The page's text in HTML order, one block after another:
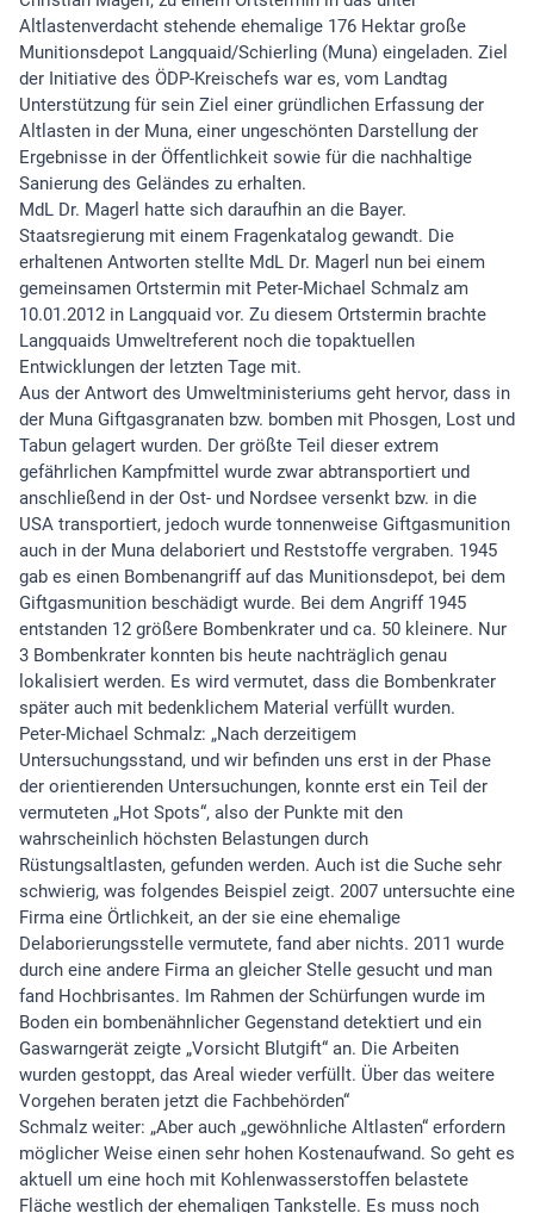
Altlastenverdacht stehende ehemalige 176 Hektar große
Munitionsdepot Langquaid/Schierling (Muna) eingeladen. Ziel
der Initiative des ÖDP-Kreischefs war es, vom Landtag
Unterstützung für sein Ziel einer gründlichen Erfassung der
Altlasten in der Muna, einer ungeschönten Darstellung der
Ergebnisse in der Öffentlichkeit sowie für die nachhaltige
Sanierung des Geländes zu erhalten.
MdL Dr. Magerl hatte sich daraufhin an die Bayer.
Staatsregierung mit einem Fragenkatalog gewandt. Die
erhaltenen Antworten stellte MdL Dr. Magerl nun bei einem
gemeinsamen Ortstermin mit Peter-Michael Schmalz am
10.01.2012 in Langquaid vor. Zu diesem Ortstermin brachte
Langquaids Umweltreferent noch die topaktuellen
Entwicklungen der letzten Tage mit.
Aus der Antwort des Umweltministeriums geht hervor, dass in
der Muna Giftgasgranaten bzw. bomben mit Phosgen, Lost und
Tabun gelagert wurden. Der größte Teil dieser extrem
gefährlichen Kampfmittel wurde zwar abtransportiert und
anschließend in der Ost- und Nordsee versenkt bzw. in die
USA transportiert, jedoch wurde tonnenweise Giftgasmunition
auch in der Muna delaboriert und Reststoffe vergraben. 1945
gab es einen Bombenangriff auf das Munitionsdepot, bei dem
Giftgasmunition beschädigt wurde. Bei dem Angriff 1945
entstanden 12 größere Bombenkrater und ca. 50 kleinere. Nur
3 Bombenkrater konnten bis heute nachträglich genau
lokalisiert werden. Es wird vermutet, dass die Bombenkrater
später auch mit bedenklichem Material verfüllt wurden.
Peter-Michael Schmalz: „Nach derzeitigem
Untersuchungsstand, und wir befinden uns erst in der Phase
der orientierenden Untersuchungen, konnte erst ein Teil der
vermuteten „Hot Spots“, also der Punkte mit den
wahrscheinlich höchsten Belastungen durch
Rüstungsaltlasten, gefunden werden. Auch ist die Suche sehr
schwierig, was folgendes Beispiel zeigt. 2007 untersuchte eine
Firma eine Örtlichkeit, an der sie eine ehemalige
Delaborierungsstelle vermutete, fand aber nichts. 2011 wurde
durch eine andere Firma an gleicher Stelle gesucht und man
fand Hochbrisantes. Im Rahmen der Schürfungen wurde im
Boden ein bombenähnlicher Gegenstand detektiert und ein
Gaswarngerät zeigte „Vorsicht Blutgift“ an. Die Arbeiten
wurden gestoppt, das Areal wieder verfüllt. Über das weitere
Vorgehen beraten jetzt die Fachbehörden“
Schmalz weiter: „Aber auch „gewöhnliche Altlasten“ erfordern
möglicher Weise einen sehr hohen Kostenaufwand. So geht es
aktuell um eine hoch mit Kohlenwasserstoffen belastete
Fläche westlich der ehemaligen Tankstelle. Es muss noch